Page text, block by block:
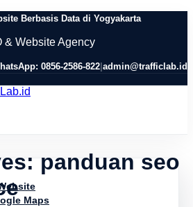
Berbasis Data di Yogyakarta
& Website Agency
0856-2586-822|admin@trafficlab.id
Maps
panduan seo